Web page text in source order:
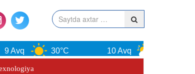
30°C 10 Avq